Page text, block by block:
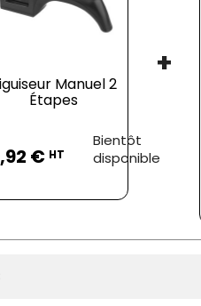
Manuel 2
Étapes
€ HT
Bientôt
disponible
+